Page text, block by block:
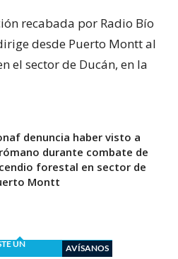
recabada por Radio Bío
desde Puerto Montt al
el sector de Ducán, en la
denuncia haber visto a
durante combate de
forestal en sector de
Montt
UN
AVÍSANOS